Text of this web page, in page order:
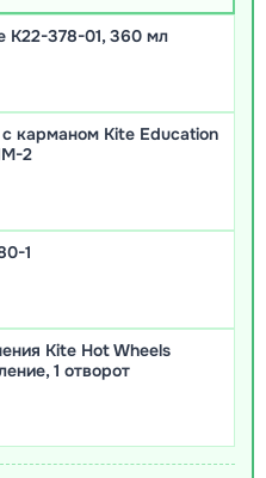
K22-378-01, 360 мл
карманом Kite Education
2
1
Kite Hot Wheels
1 отворот